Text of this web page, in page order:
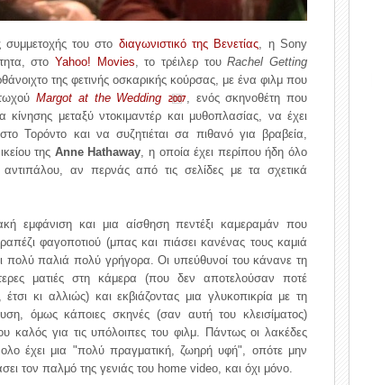
του στο διαγωνιστικό της Βενετίας, η Sony
στο Yahoo! Movies, το τρέιλερ τουRachel Getting
της φετινής οσκαρικής κούρσας, με ένα φιλμ που
Margot at the Wedding 2007, ενός σκηνοθέτη που
κίνησης μεταξύ ντοκιμαντέρ και μυθοπλασίας, να έχει
Τορόντο και να συζητιέται σα πιθανό για βραβεία,
της Anne Hathaway, η οποία έχει περίπου ήδη όλο
αντιπάλου, αν περνάς από τις σελίδες με τα σχετικά
εμφάνιση και μια αίσθηση πεντέξι καμεραμάν που
φαγοποτιού (μπας και πιάσει κανένας τους καμιά
πολύ παλιά πολύ γρήγορα. Οι υπεύθυνοί του κάνανε τη
ματιές στη κάμερα (που δεν αποτελούσαν ποτέ
έτσι κι αλλιώς) και εκβιάζοντας μια γλυκοπικρία με τη
όμως κάποιες σκηνές (σαν αυτή του κλεισίματος)
καλός για τις υπόλοιπες του φιλμ. Πάντως οι λακέδες
έχει μια "πολύ πραγματική, ζωηρή υφή", οπότε μην
τον παλμό της γενιάς του home video, και όχι μόνο.